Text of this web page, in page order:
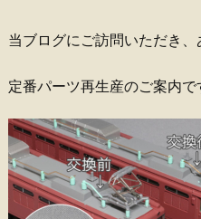
当ブログにご訪問いただき、
定番パーツ再生産のご案内で